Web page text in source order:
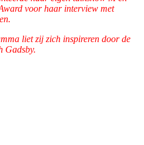
voor haar interview met
liet zij zich inspireren door de
Gadsby.